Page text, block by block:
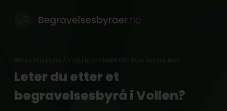
BEGRAVELSESBYRÅ VOLLEN: VI FINNER DET SOM PASSER BEST
Leter du etter et
begravelsesbyrå i Vollen?